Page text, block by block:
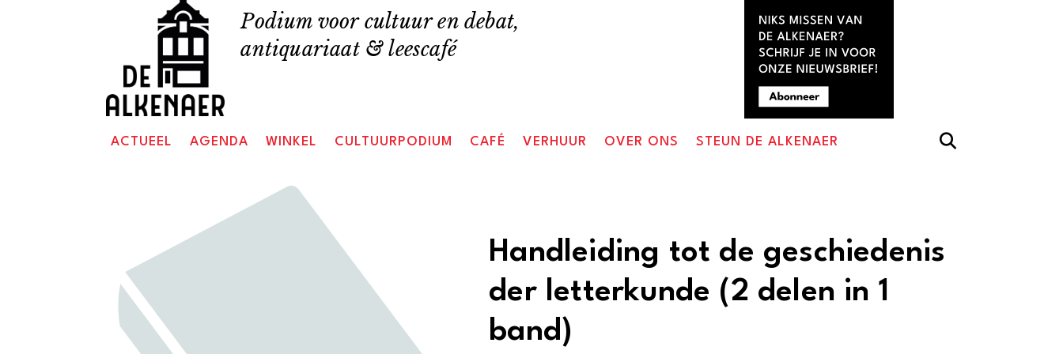
Podium voor cultuur en debat,
antiquariaat & leescafé
ACTUEEL AGENDA WINKEL CULTUURPODIUM CAFÉ VERHUUR OVER ONS STEUN DE ALKENAER
Handleiding tot de geschiedenis
der letterkunde (2 delen in 1
band)